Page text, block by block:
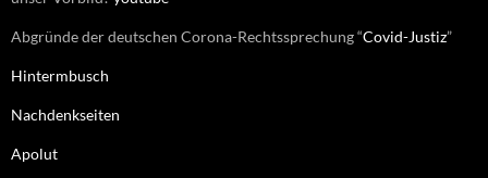
Abgründe der deutschen Corona-Rechtssprechung “Covid-Justiz”
Hintermbusch
Nachdenkseiten
Apolut